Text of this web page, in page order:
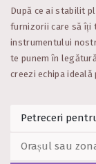
După ce ai stabilit
furnizorii care să îți
instrumentului
te punem în
creezi echipa ideală